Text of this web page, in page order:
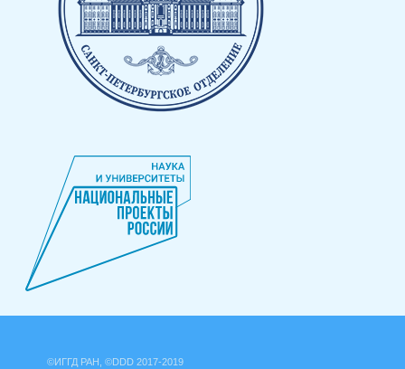
©ИГГД РАН, ©DDD 2017-2019